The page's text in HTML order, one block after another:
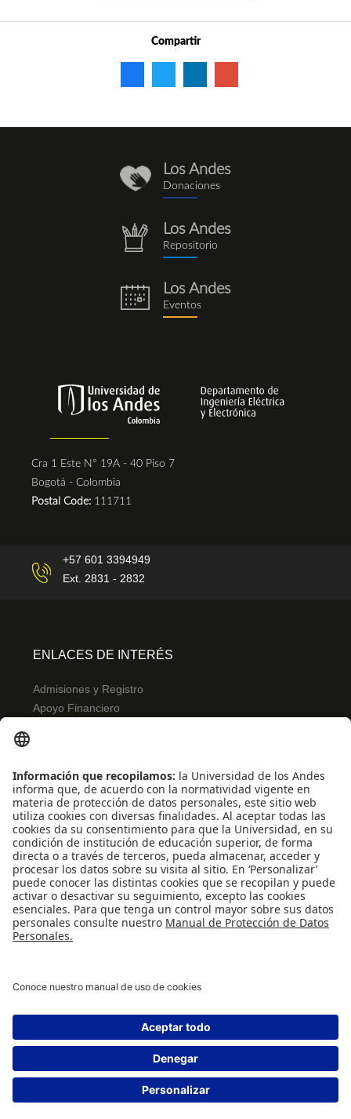
Compartir
donaciones_1.png
Los Andes
Donaciones
repositorio.png
Los Andes
Repositorio
eventos.png
Los Andes
Eventos
Cra 1 Este N° 19A - 40 Piso 7
Bogotá - Colombia
Postal Code: 111711
+57 601 3394949
Ext. 2831 - 2832
ENLACES DE INTERÉS
Admisiones y Registro
Apoyo Financiero
INFORMACIÓN PARA
Profesores
Administrativos
Egresados
Reconocimiento como Universidad: Decreto 1297 del 30 de mayo de 1964.
Reconocimiento personería jurídica: Resolución 28 del 23 de febrero de 1949